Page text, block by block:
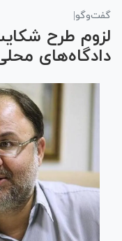
گفت‌وگو|
لزوم طرح
دادگاه‌های